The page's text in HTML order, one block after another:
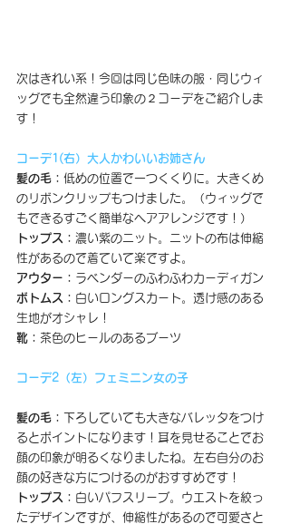
次はきれい系！今回は同じ色味の服・同じウィ
ッグでも全然違う印象の２コーデをご紹介しま
す！
コーデ1(右）大人かわいいお姉さん
髪の毛： 低めの位置で一つくくりに。大きくめ
のリボンクリップもつけました。（ウィッグで
もできるすごく簡単なヘアアレンジです！）
トップス： 濃い紫のニット。ニットの布は伸縮
性があるので着ていて楽ですよ。
アウター： ラベンダーのふわふわカーディガン
ボトムス： 白いロングスカート。透け感のある
生地がオシャレ！
靴： 茶色のヒールのあるブーツ
コーデ2（左）フェミニン女の子
髪の毛： 下ろしていても大きなバレッタをつけ
るとポイントになります！耳を見せることでお
顔の印象が明るくなりましたね。左右自分のお
顔の好きな方につけるのがおすすめです！
トップス： 白いパフスリーブ。ウエストを絞っ
たデザインですが、伸縮性があるので可愛さと